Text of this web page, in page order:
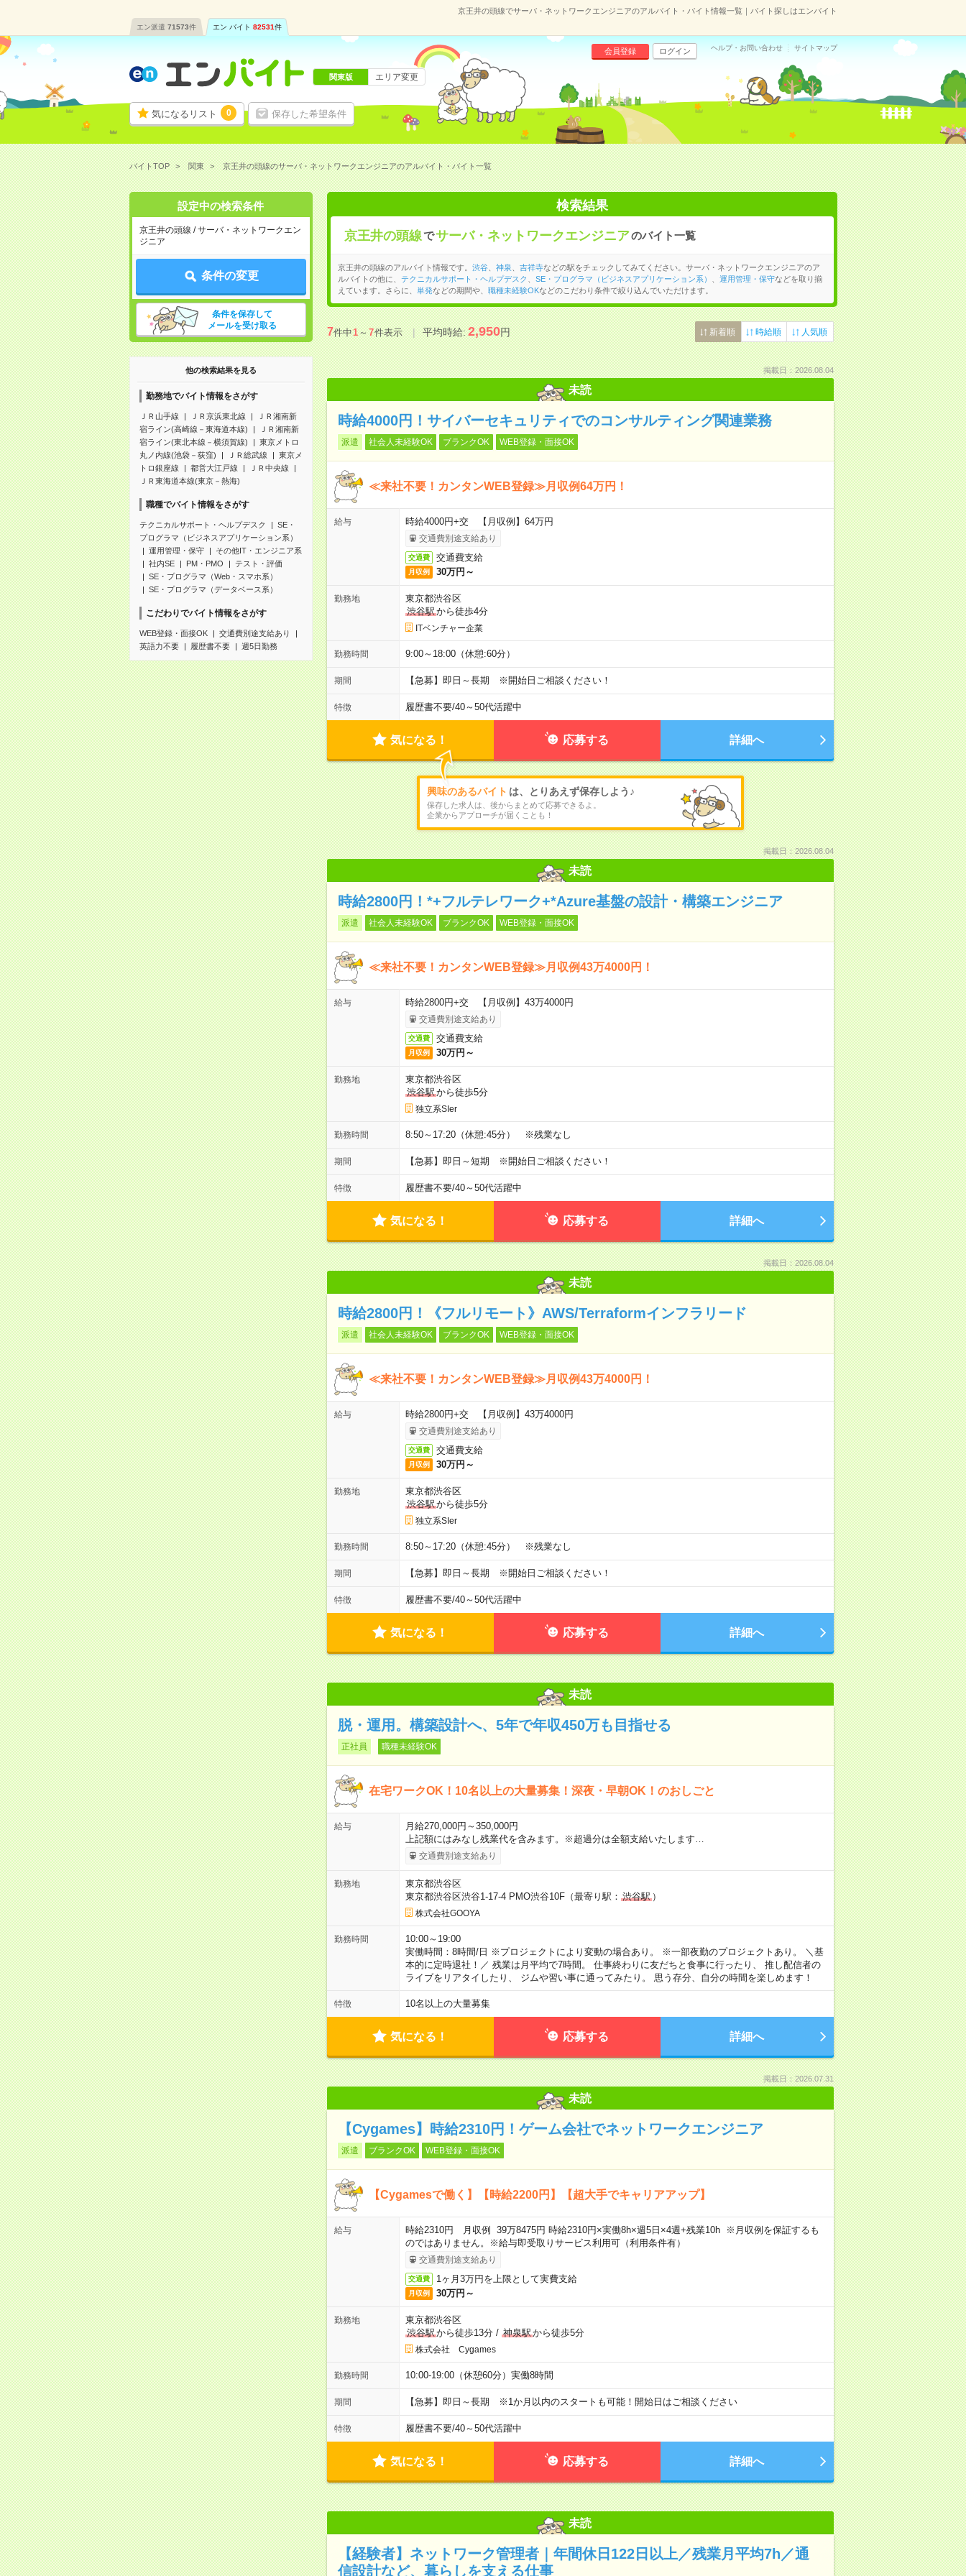
京王井の頭線でサーバ・ネットワークエンジニアのアルバイト・バイト情報一覧｜バイト探しはエンバイト
エン派遣 71573件 エン バイト 82531件
気になるリスト 0 保存した希望条件
会員登録 ログイン ヘルプ・お問い合わせ サイトマップ
関東版 エリア変更
バイトTOP 関東 京王井の頭線のサーバ・ネットワークエンジニアのアルバイト・バイト一覧
設定中の検索条件
京王井の頭線 / サーバ・ネットワークエン
ジニア
条件の変更
条件を保存して
メールを受け取る
他の検索結果を見る
勤務地でバイト情報をさがす
ＪＲ山手線 ＪＲ京浜東北線
ＪＲ湘南新
宿ライン(高崎線－東海道本線)
ＪＲ湘南新
宿ライン(東北本線－横須賀線)
東京メトロ
丸ノ内線(池袋－荻窪)
ＪＲ総武線
東京メ
トロ銀座線
都営大江戸線
ＪＲ中央線
ＪＲ東海道本線(東京－熱海)
職種でバイト情報をさがす
テクニカルサポート・ヘルプデスク
SE・
プログラマ（ビジネスアプリケーション系）
運用管理・保守
その他IT・エンジニア系
社内SE
PM・PMO
テスト・評価
SE・プログラマ（Web・スマホ系）
SE・プログラマ（データベース系）
こだわりでバイト情報をさがす
WEB登録・面接OK
交通費別途支給あり
英語力不要
履歴書不要 週5日勤務
検索結果
京王井の頭線でサーバ・ネットワークエンジニアのバイト一覧
京王井の頭線のアルバイト情報です。 渋谷、 神泉 吉祥寺などの駅をチェックしてみてください。サーバ・ネットワークエンジニアのア
ルバイトの他に、 テクニカルサポート・ヘルプデスク SE・プログラマ（ビジネスアプリケーション系） 運用管理・保守などを取り揃
えています。さらに、
単発などの期間や、 職種未経験OKなどのこだわり条件で絞り込んでいただけます。
7件中1～7件表示 平均時給:2,950円 新着順 時給順 人気順
掲載日：2026.08.04
未読
時給4000円！サイバーセキュリティでのコンサルティング関連業務
派遣 社会人未経験OK ブランクOK WEB登録・面接OK
≪来社不要！カンタンWEB登録≫月収例64万円！
給与 時給4000円+交 【月収例】64万円
交通費別途支給あり
交通費 交通費支給
月収例 30万円～
勤務地
東京都渋谷区
渋谷駅から徒歩4分
ITベンチャー企業
勤務時間 9:00～18:00（休憩:60分）
期間 【急募】即日～長期 ※開始日ご相談ください！
特徴 履歴書不要/40～50代活躍中
気になる！ 応募する 詳細へ
興味のあるバイト は、とりあえず保存しよう♪
保存した求人は、後からまとめて応募できるよ。
企業からアプローチが届くことも！
掲載日：2026.08.04
未読
時給2800円！*+フルテレワーク+*Azure基盤の設計・構築エンジニア
派遣 社会人未経験OK ブランクOK WEB登録・面接OK
≪来社不要！カンタンWEB登録≫月収例43万4000円！
給与 時給2800円+交 【月収例】43万4000円
交通費別途支給あり
交通費 交通費支給
月収例 30万円～
勤務地
東京都渋谷区
渋谷駅から徒歩5分
独立系SIer
勤務時間 8:50～17:20（休憩:45分） ※残業なし
期間 【急募】即日～短期 ※開始日ご相談ください！
特徴 履歴書不要/40～50代活躍中
気になる！ 応募する 詳細へ
掲載日：2026.08.04
未読
時給2800円！《フルリモート》AWS/Terraformインフラリード
派遣 社会人未経験OK ブランクOK WEB登録・面接OK
≪来社不要！カンタンWEB登録≫月収例43万4000円！
給与 時給2800円+交 【月収例】43万4000円
交通費別途支給あり
交通費 交通費支給
月収例 30万円～
勤務地
東京都渋谷区
渋谷駅から徒歩5分
独立系SIer
勤務時間 8:50～17:20（休憩:45分） ※残業なし
期間 【急募】即日～長期 ※開始日ご相談ください！
特徴 履歴書不要/40～50代活躍中
気になる！ 応募する 詳細へ
未読
脱・運用。構築設計へ、5年で年収450万も目指せる
正社員 職種未経験OK
在宅ワークOK！10名以上の大量募集！深夜・早朝OK！のおしごと
給与
月給270,000円～350,000円
上記額にはみなし残業代を含みます。※超過分は全額支給いたします…
交通費別途支給あり
勤務地
東京都渋谷区
東京都渋谷区渋谷1-17-4 PMO渋谷10F（最寄り駅： 渋谷駅）
株式会社GOOYA
勤務時間
10:00～19:00
実働時間：8時間/日 ※プロジェクトにより変動の場合あり。 ※一部夜勤のプロジェクトあり。 ＼基
本的に定時退社！／ 残業は月平均で7時間。 仕事終わりに友だちと食事に行ったり、 推し配信者の
ライブをリアタイしたり、 ジムや習い事に通ってみたり。 思う存分、自分の時間を楽しめます！
特徴 10名以上の大量募集
気になる！ 応募する 詳細へ
掲載日：2026.07.31
未読
【Cygames】時給2310円！ゲーム会社でネットワークエンジニア
派遣 ブランクOK WEB登録・面接OK
【Cygamesで働く】【時給2200円】【超大手でキャリアアップ】
給与
時給2310円 月収例 39万8475円 時給2310円×実働8h×週5日×4週+残業10h ※月収例を保証するも
のではありません。※給与即受取りサービス利用可（利用条件有）
交通費別途支給あり
交通費 1ヶ月3万円を上限として実費支給
月収例 30万円～
勤務地
東京都渋谷区
渋谷駅から徒歩13分/ 神泉駅から徒歩5分
株式会社 Cygames
勤務時間 10:00-19:00（休憩60分）実働8時間
期間 【急募】即日～長期 ※1か月以内のスタートも可能！開始日はご相談ください
特徴 履歴書不要/40～50代活躍中
気になる！ 応募する 詳細へ
未読
【経験者】ネットワーク管理者｜年間休日122日以上／残業月平均7h／通
信設計など、暮らしを支える仕事